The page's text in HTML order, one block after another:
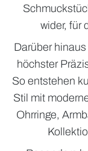
wider, für
Darüber
höchster
So entstehen
Stil mit
Ohrringe,